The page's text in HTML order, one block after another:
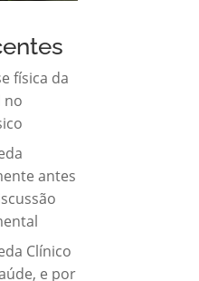
física da
no
antes
Clínico
e por